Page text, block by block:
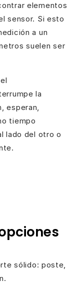
elementos
sensor. Si esto
a un
suelen ser
la
esperan,
tiempo
lado del otro o
sólido: poste,